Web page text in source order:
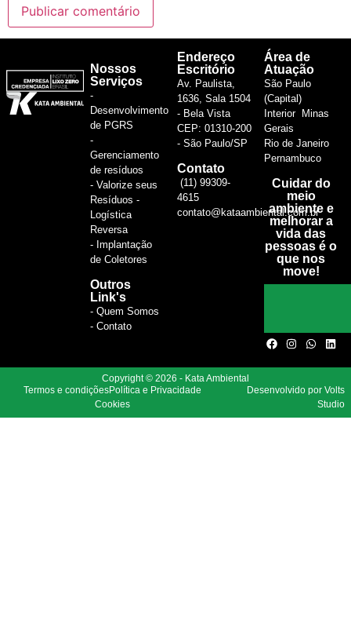
Nossos
Serviços
-
Desenvolvimento
de PGRS
-
Gerenciamento
de resíduos
- Valorize seus
Resíduos -
Logística
Reversa
- Implantação
de Coletores
Outros
Link's
- Quem Somos
- Contato
Endereço
Escritório
Av. Paulista,
1636, Sala 1504
- Bela Vista
CEP: 01310-200
- São Paulo/SP
Contato
(11) 99309-
4615
contato@kataambiental.com.br
Área de
Atuação
São Paulo
(Capital)
Interior Minas
Gerais
Rio de Janeiro
Pernambuco
Cuidar do
meio
ambiente e
melhorar a
vida das
pessoas é o
que nos
move!
Copyright © 2026 - Kata Ambiental
Termos e condiçõesPolítica e Privacidade
Cookies
Desenvolvido por Volts
Studio